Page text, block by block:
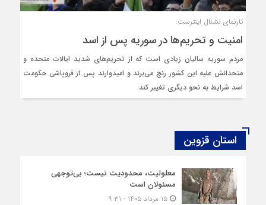
تارنمای نشنال اینترست:
امنیت و تحریم‌ها در سوریه پس از اسد
مردم سوریه سالیان زیادی است که از تحریم‌های شدید ایالات متحده و
متحدانش علیه این کشور رنج می‌برند و امیدوارند پس از فروپاشی حکومت
اسد شرایط به نحو دیگری تغییر کند.
استان قزوین
معلولیت، محدودیت نیست؛ بی‌توجهی
مسئولان است
۱۵ مرداد ۱۴۰۵ - ۹:۳۱